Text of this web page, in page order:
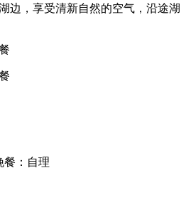
边，享受清新自然的空气，沿途湖
餐：自理